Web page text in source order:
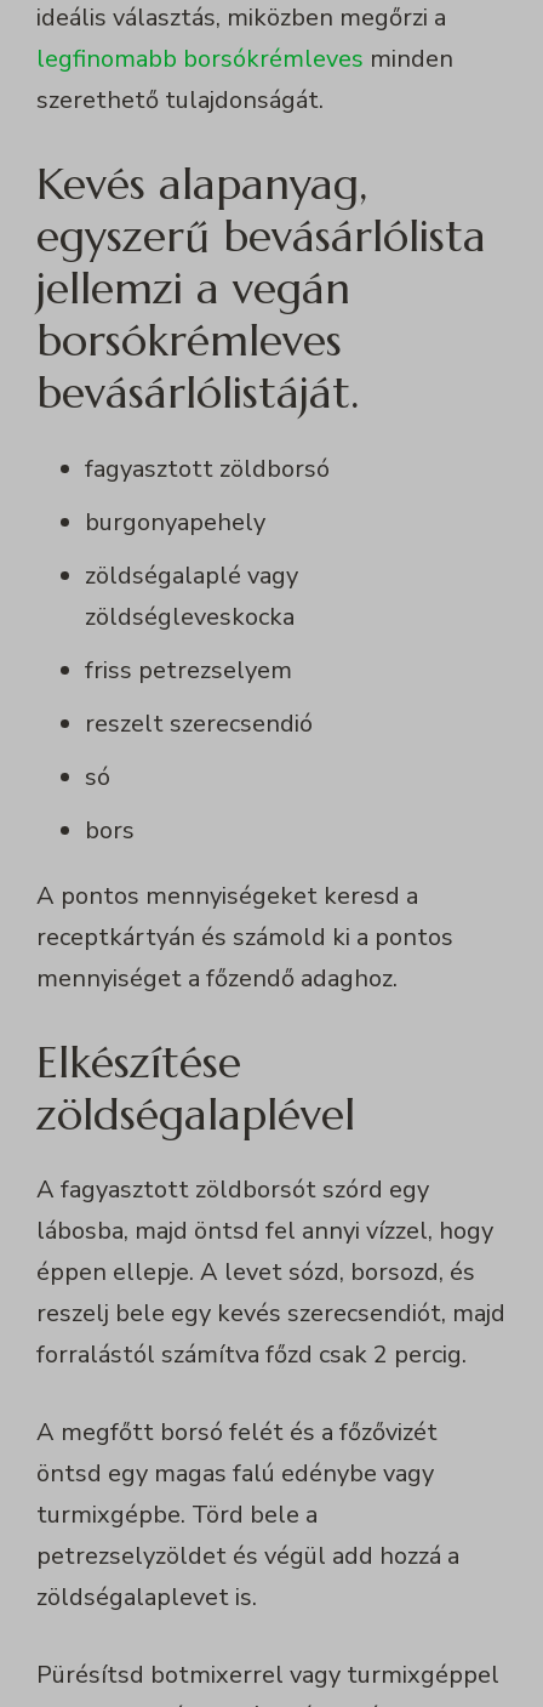
ideális választás, miközben megőrzi a
legfinomabb borsókrémleves minden
szerethető tulajdonságát.
Kevés alapanyag,
egyszerű bevásárlólista
jellemzi a vegán
borsókrémleves
bevásárlólistáját.
fagyasztott zöldborsó
burgonyapehely
zöldségalaplé vagy
zöldségleveskocka
friss petrezselyem
reszelt szerecsendió
só
bors
A pontos mennyiségeket keresd a
receptkártyán és számold ki a pontos
mennyiséget a főzendő adaghoz.
Elkészítése
zöldségalaplével
A fagyasztott zöldborsót szórd egy
lábosba, majd öntsd fel annyi vízzel, hogy
éppen ellepje. A levet sózd, borsozd, és
reszelj bele egy kevés szerecsendiót, majd
forralástól számítva főzd csak 2 percig.
A megfőtt borsó felét és a főzővizét
öntsd egy magas falú edénybe vagy
turmixgépbe. Törd bele a
petrezselyzöldet és végül add hozzá a
zöldségalaplevet is.
Pürésítsd botmixerrel vagy turmixgéppel